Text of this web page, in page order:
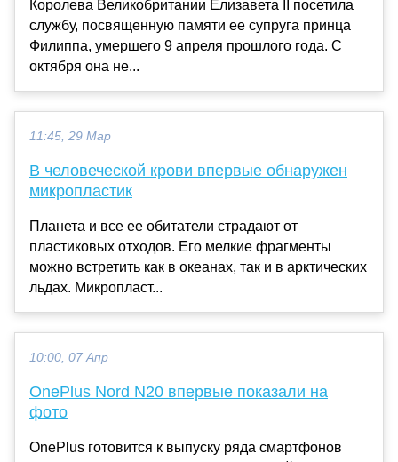
Королева Великобритании Елизавета II посетила
службу, посвященную памяти ее супруга принца
Филиппа, умершего 9 апреля прошлого года. С
октября она не...
11:45, 29 Мар
В человеческой крови впервые обнаружен
микропластик
Планета и все ее обитатели страдают от
пластиковых отходов. Его мелкие фрагменты
можно встретить как в океанах, так и в арктических
льдах. Микропласт...
10:00, 07 Апр
OnePlus Nord N20 впервые показали на
фото
OnePlus готовится к выпуску ряда смартфонов